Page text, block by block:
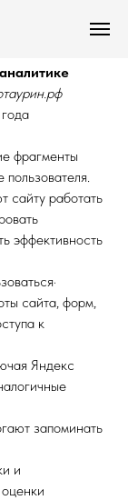
фрагменты
сайту работать
эффективность
сайта, форм,
к
Яндекс
запоминать
и